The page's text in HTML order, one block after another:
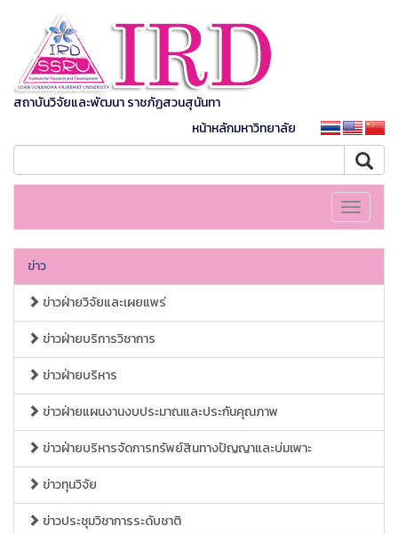
สถาบันวิจัยและพัฒนา ราชภัฏสวนสุนันทา
หน้าหลักมหาวิทยาลัย
Toggle
ข่าว
ข่าวฝ่ายวิจัยและเผยแพร่
ข่าวฝ่ายบริการวิชาการ
ข่าวฝ่ายบริหาร
ข่าวฝ่ายแผนงานงบประมาณและประกันคุณภาพ
ข่าวฝ่ายบริหารจัดการทรัพย์สินทางปัญญาและบ่มเพาะ
ข่าวทุนวิจัย
ข่าวประชุมวิชาการระดับชาติ